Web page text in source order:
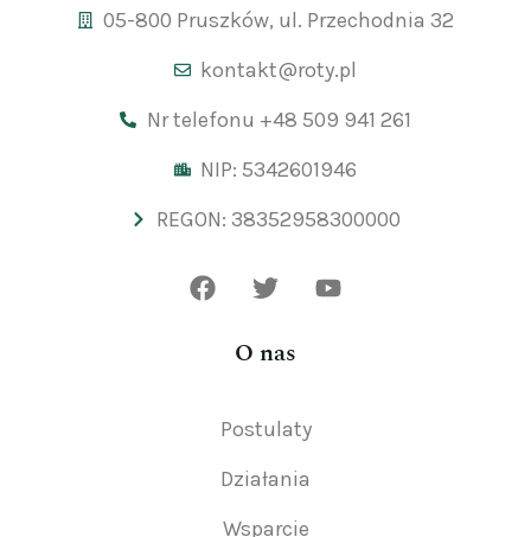
05-800 Pruszków, ul. Przechodnia 32
kontakt@roty.pl
Nr telefonu +48 509 941 261
NIP: 5342601946
REGON: 38352958300000
O nas
Postulaty
Działania
Wsparcie